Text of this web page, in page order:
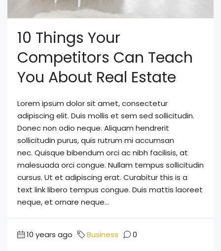
10 Things Your
Competitors Can Teach
You About Real Estate
Lorem ipsum dolor sit amet, consectetur
adipiscing elit. Duis mollis et sem sed sollicitudin.
Donec non odio neque. Aliquam hendrerit
sollicitudin purus, quis rutrum mi accumsan
nec. Quisque bibendum orci ac nibh facilisis, at
malesuada orci congue. Nullam tempus sollicitudin
cursus. Ut et adipiscing erat. Curabitur this is a
text link libero tempus congue. Duis mattis laoreet
neque, et ornare neque...
10 years ago Business 0